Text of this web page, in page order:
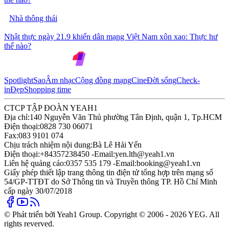
Nhà thông thái
Nhật thực ngày 21.9 khiến dân mạng Việt Nam xôn xao: Thực hư
thế nào?
SpotlightSaoÂm nhạcCộng đồng mạngCineĐời sốngCheck-
inĐẹpShopping time
CTCP TẬP ĐOÀN YEAH1
Địa chỉ:140 Nguyễn Văn Thủ phường Tân Định, quận 1, Tp.HCM
Điện thoại:0828 730 06071
Fax:083 9101 074
Chịu trách nhiệm nội dung:Bà Lê Hải Yến
Điện thoại:+84357238450 -Email:yen.lth@yeah1.vn
Liên hệ quảng cáo:0357 535 179 -Email:booking@yeah1.vn
Giấy phép thiết lập trang thông tin điện tử tổng hợp trên mạng số
54/GP-TTĐT do Sở Thông tin và Truyền thông TP. Hồ Chí Minh
cấp ngày 30/07/2018
© Phát triển bởi Yeah1 Group. Copyright © 2006 - 2026 YEG. All
rights reverved.